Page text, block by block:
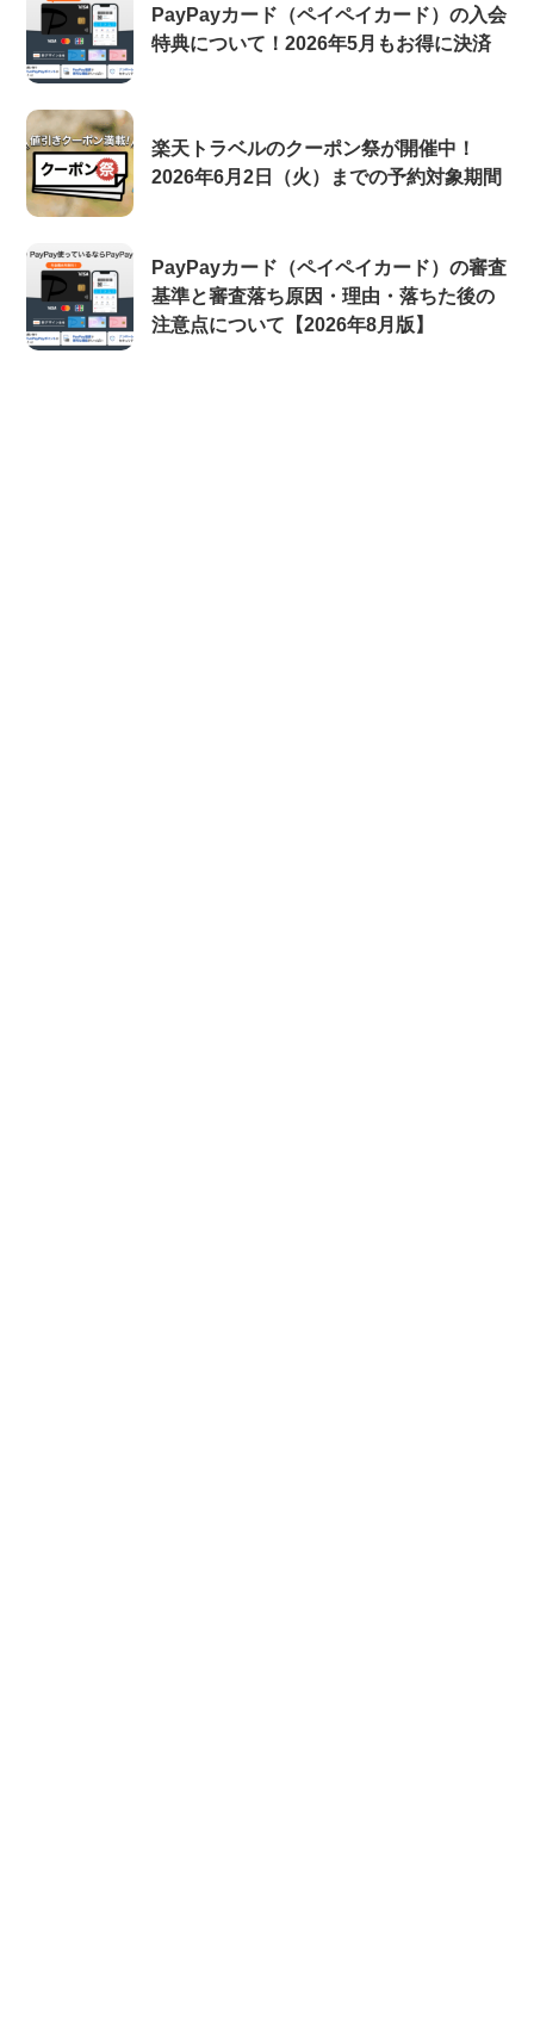
PayPayカード（ペイペイカード）の入会
特典について！2026年5月もお得に決済
楽天トラベルのクーポン祭が開催中！
2026年6月2日（火）までの予約対象期間
PayPayカード（ペイペイカード）の審査
基準と審査落ち原因・理由・落ちた後の
注意点について【2026年8月版】